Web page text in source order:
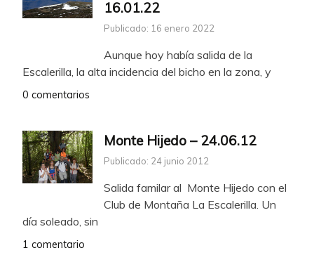
16.01.22
Publicado: 16 enero 2022
Aunque hoy había salida de la
Escalerilla, la alta incidencia del bicho en la zona, y
0 comentarios
Monte Hijedo – 24.06.12
Publicado: 24 junio 2012
Salida familar al Monte Hijedo con el
Club de Montaña La Escalerilla. Un
día soleado, sin
1 comentario